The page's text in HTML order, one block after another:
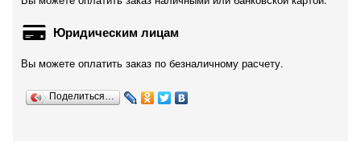
Юридическим лицам
Вы можете оплатить заказ по безналичному расчету.
Поделиться…